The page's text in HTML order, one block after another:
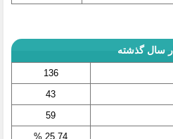
سال گذشته
136
43
59
25.74 %